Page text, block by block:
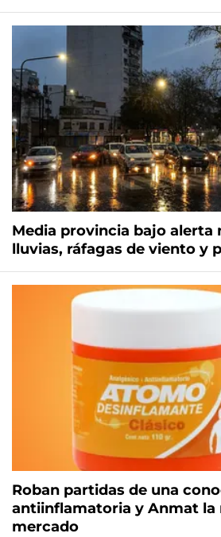
Media provincia bajo alerta
lluvias, ráfagas de viento y
Roban partidas de una
antiinflamatoria y Anmat la
mercado